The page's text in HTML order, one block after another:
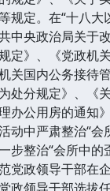
规定。在“十八大
中央政治局关于
定》、《党政机
关国内公务接待
处分规定》、《
办公用房的通知
动中严肃整治“会
步整治“会所中的
党政领导干部在